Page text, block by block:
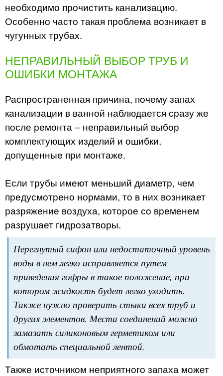
необходимо прочистить канализацию.
Особенно часто такая проблема возникает в
чугунных трубах.
НЕПРАВИЛЬНЫЙ ВЫБОР ТРУБ И
ОШИБКИ МОНТАЖА
Распространенная причина, почему запах
канализации в ванной наблюдается сразу же
после ремонта – неправильный выбор
комплектующих изделий и ошибки,
допущенные при монтаже.
Если трубы имеют меньший диаметр, чем
предусмотрено нормами, то в них возникает
разряжение воздуха, которое со временем
разрушает гидрозатворы.
Перегнутый сифон или недостаточный уровень
воды в нем легко исправляется путем
приведения гофры в такое положение, при
котором жидкость будет легко уходить.
Также нужно проверить стыки всех труб и
других элементов. Места соединений можно
замазать силиконовым герметиком или
обмотать специальной лентой.
Также источником неприятного запаха может